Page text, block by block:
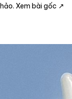
Xem bài gốc ↗